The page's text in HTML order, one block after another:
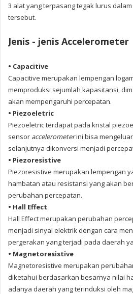
3 alat yang terpasang tegak lurus
tersebut.
Jenis - jenis Accelerometer
• Capacitive
Capacitive merupakan lempengan
memproduksi sejumlah kapasitansi,
akan mempengaruhi percepatan.
• Piezoeletric
Piezoeletric terdapat pada kristal
sensor accelerometerini bisa
selanjutnya dikonversi menjadi
• Piezoresistive
Piezoresistive merupakan lempengan
hambatan atau resistansi yang akan
perubahan percepatan.
• Hall Effect
Hall Effect merupakan perubahan
menjadi sinyal elektrik dengan cara
pergerakan yang terjadi pada daerah
• Magnetoresistive
Magnetoresistive merupakan
diketahui berdasarkan besarnya nilai
adanya daerah yang terinduksi oleh